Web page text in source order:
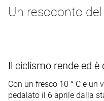
Un resoconto
Il ciclismo rende ed è
Con un fresco 10 ° C e
pedalato il 6 aprile dalla